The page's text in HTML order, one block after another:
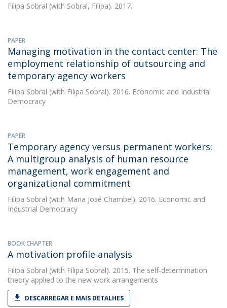
Filipa Sobral (with Sobral, Filipa). 2017.
PAPER
Managing motivation in the contact center: The
employment relationship of outsourcing and
temporary agency workers
Filipa Sobral (with Filipa Sobral). 2016. Economic and Industrial
Democracy
PAPER
Temporary agency versus permanent workers:
A multigroup analysis of human resource
management, work engagement and
organizational commitment
Filipa Sobral (with Maria José Chambel). 2016. Economic and
Industrial Democracy
BOOK CHAPTER
A motivation profile analysis
Filipa Sobral (with Filipa Sobral). 2015. The self-determination
theory applied to the new work arrangements
DESCARREGAR E MAIS DETALHES